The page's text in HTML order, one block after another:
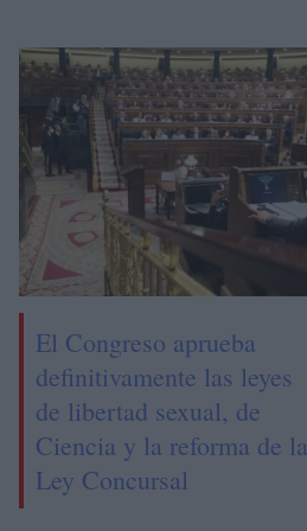
El Congreso aprueba
definitivamente las leyes
de libertad sexual, de
Ciencia y la reforma de la
Ley Concursal